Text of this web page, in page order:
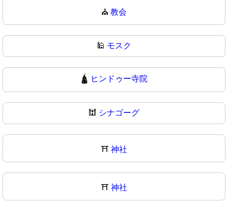
⛪ 教会
🕌 モスク
🛕 ヒンドゥー寺院
🕍 シナゴーグ
⛩️ 神社
⛩ 神社